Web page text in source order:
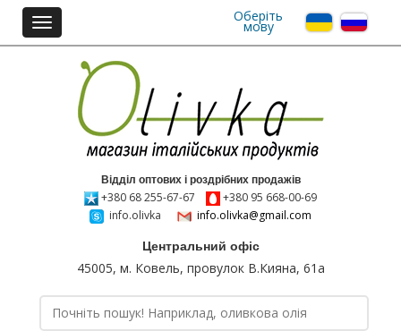
Toggle
navigation
Оберіть
мову
Відділ оптових і роздрібних продажів
+380 68 255-67-67
+380 95 668-00-69
info.olivka
info.olivka@gmail.com
Центральний офіс
45005, м. Ковель, провулок В.Кияна, 61а